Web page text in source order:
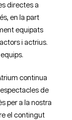
directes a
en la part
equipats
i actrius.
continua
de
per a la nostra
el contingut